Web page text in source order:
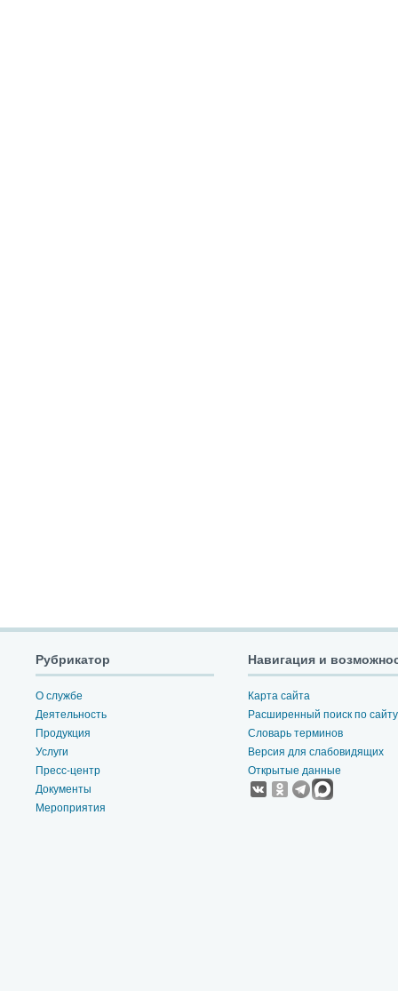
Рубрикатор
О службе
Деятельность
Продукция
Услуги
Пресс-центр
Документы
Мероприятия
Навигация и
Карта сайта
Расширенный поиск по сайту
Словарь терминов
Версия для слабовидящих
Открытые данные